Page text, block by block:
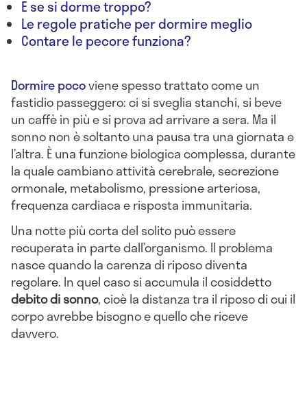
E se si dorme troppo?
Le regole pratiche per dormire meglio
Contare le pecore funziona?
Dormire pocoviene spesso trattato come un
fastidio passeggero: ci si sveglia stanchi, si beve
un caffè in più e si prova ad arrivare a sera. Ma il
sonno non è soltanto una pausa tra una giornata e
l’altra. È una funzione biologica complessa, durante
la quale cambiano attività cerebrale, secrezione
ormonale, metabolismo, pressione arteriosa,
frequenza cardiaca e risposta immunitaria.
Una notte più corta del solito può essere
recuperata in parte dall’organismo. Il problema
nasce quando la carenza di riposo diventa
regolare. In quel caso si accumula il cosiddetto
debito di sonno, cioè la distanza tra il riposo di cui il
corpo avrebbe bisogno e quello che riceve
davvero.